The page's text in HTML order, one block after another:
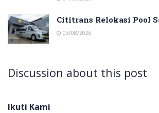
Cititrans Relokasi Pool
03/08/2026
Discussion about this post
Ikuti Kami